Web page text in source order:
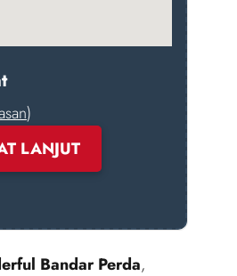
)
LANJUT
Bandar Perda,